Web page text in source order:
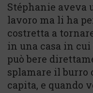
Stéphanie aveva
lavoro ma li ha
costretta a
in una casa in
può bere
splamare il burro
capita, e quando